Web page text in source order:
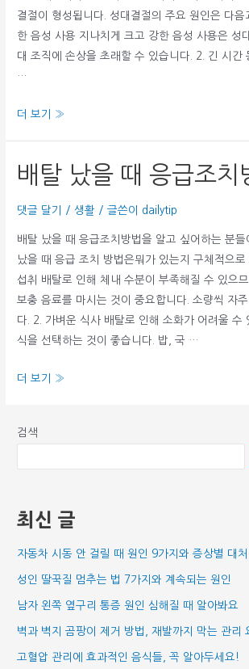
법
결절이 형성됩니다. 성대결절의 주요 원인은 다음
한 음성 사용 지나치게 크고 강한 음성 사용은 성
대 조직에 손상을 초래할 수 있습니다. 2. 긴 시간
…
성
절
인
과
초
기
증
상
은?
더 보기 »
배탈 났을 때 응급조치
댓글 달기 /생활 / 글쓴이 dailytip
배탈 났을 때 응급조치방법을 알고 싶어하는 분들
났을 때 응급 조치 방법은뭐가 있는지 구체적으
섭취 배탈로 인해 체내 수분이 부족해질 수 있으
보충 음료를 마시는 것이 중요합니다. 소량씩 자
다. 2. 가벼운 식사 배탈로 인해 소화가 어려울 수
식을 선택하는 것이 좋습니다. 밥, 국 …
배
을
조
방
법
더 보기 »
검색
최신 글
자동차 시동 안 걸릴 때 원인 9가지와 증상별 대처
성인 딸꾹질 멈추는 법 7가지와 계속되는 원인
남자 왼쪽 옆구리 통증 원인 심해질 때 알아봐요
벽과 벽지 곰팡이 제거 방법, 재발까지 막는 관리
고혈압 관리에 효과적인 음식들, 꼭 알아두세요!